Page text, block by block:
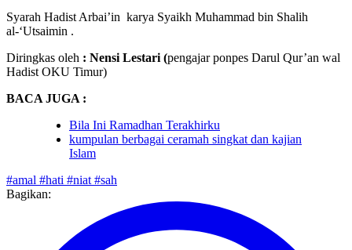
Syarah Hadist Arbai’in karya Syaikh Muhammad bin Shalih
Diringkas oleh: Nensi Lestari (
Bila Ini Ramadhan Terakhirku
kumpulan berbagai ceramah singkat dan kajian
#amal#hati